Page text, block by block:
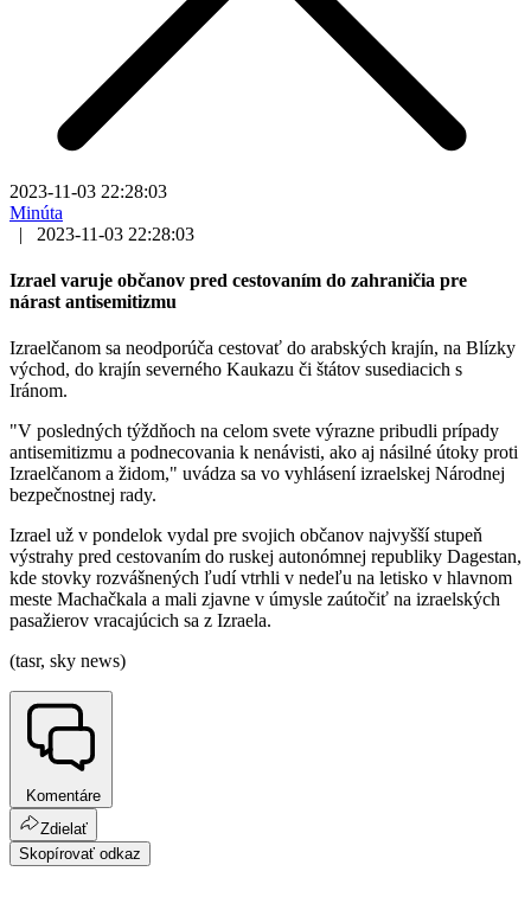
2023-11-03 22:28:03
Minúta
|
2023-11-03 22:28:03
Izrael varuje občanov pred cestovaním do zahraničia pre
nárast antisemitizmu
Izraelčanom sa neodporúča cestovať do arabských krajín, na Blízky
východ, do krajín severného Kaukazu či štátov susediacich s
Iránom.
"V posledných týždňoch na celom svete výrazne pribudli prípady
antisemitizmu a podnecovania k nenávisti, ako aj násilné útoky proti
Izraelčanom a židom," uvádza sa vo vyhlásení izraelskej Národnej
bezpečnostnej rady.
Izrael už v pondelok vydal pre svojich občanov najvyšší stupeň
výstrahy pred cestovaním do ruskej autonómnej republiky Dagestan,
kde stovky rozvášnených ľudí vtrhli v nedeľu na letisko v hlavnom
meste Machačkala a mali zjavne v úmysle zaútočiť na izraelských
pasažierov vracajúcich sa z Izraela.
(tasr, sky news)
Komentáre
Zdielať
Skopírovať odkaz